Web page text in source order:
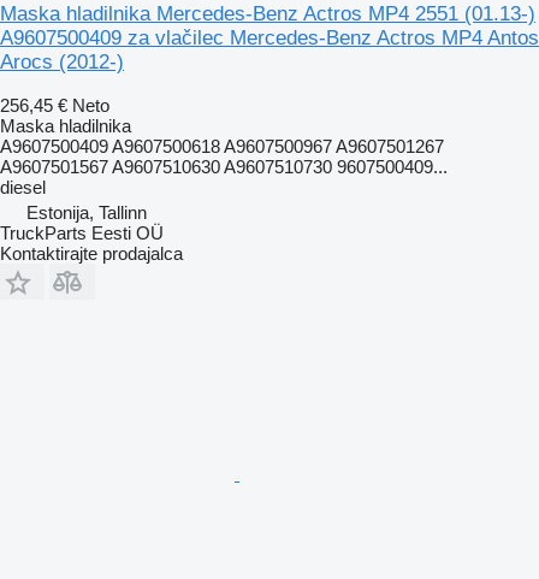
Maska hladilnika Mercedes-Benz Actros MP4 2551 (01.13-)
A9607500409 za vlačilec Mercedes-Benz Actros MP4 Antos
Arocs (2012-)
256,45 € Neto
Maska hladilnika
A9607500409 A9607500618 A9607500967 A9607501267
A9607501567 A9607510630 A9607510730 9607500409...
diesel
Estonija, Tallinn
TruckParts Eesti OÜ
Kontaktirajte prodajalca